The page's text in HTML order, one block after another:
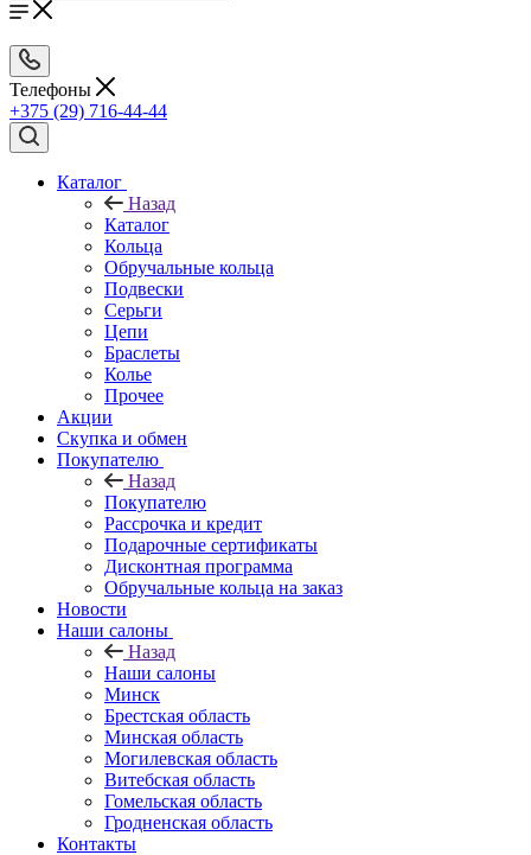
Телефоны
+375 (29) 716-44-44
Каталог
Назад
Каталог
Кольца
Обручальные кольца
Подвески
Серьги
Цепи
Браслеты
Колье
Прочее
Акции
Скупка и обмен
Покупателю
Назад
Покупателю
Рассрочка и кредит
Подарочные сертификаты
Дисконтная программа
Обручальные кольца на заказ
Новости
Наши салоны
Назад
Наши салоны
Минск
Брестская область
Минская область
Могилевская область
Витебская область
Гомельская область
Гродненская область
Контакты